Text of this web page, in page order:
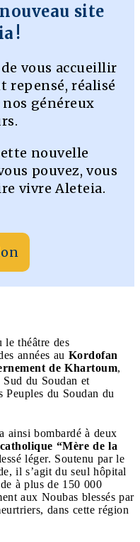
site
!
vous accueillir
repensé, réalisé
généreux
nouvelle
pouvez, vous
vivre Aleteia.
le théâtre des
années au Kordofan
de Khartoum,
du Soudan et
du Soudan du
ainsi bombardé à deux
“Mère de la
léger. Soutenu par le
il s’agit du seul hôpital
à plus de 150 000
aux Noubas blessés par
dans cette région